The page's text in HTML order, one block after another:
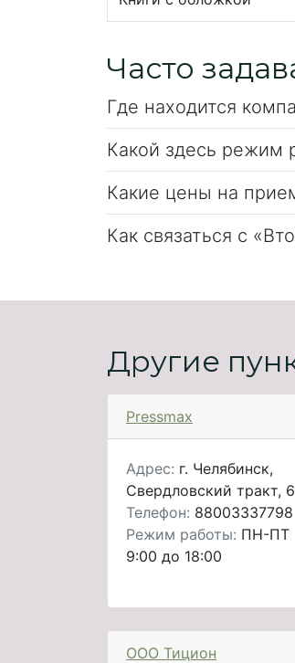
Часто
Где находится
Какой здесь режим
Какие цены на
Как связаться с
Другие
Pressmax
Адрес: г. Челябинск,
Свердловский тракт, 6
Телефон: 88003337798
Режим работы: ПН-ПТ
9:00 до 18:00
ООО Тицион